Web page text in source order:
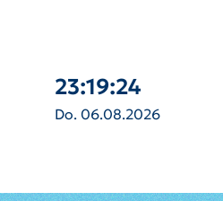
23:19:25
Do. 06.08.2026